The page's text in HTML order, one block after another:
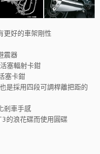
更好的車架剛性
震器
塞輻射卡鉗
塞卡鉗
是採用四段可調桿離把距的
剎車手感
的浪花碟而使用圓碟